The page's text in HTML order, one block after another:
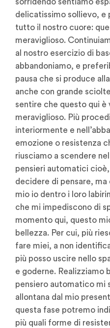
sorridendo sentiamo
delicatissimo sollievo, e
tutto il nostro cuore:
meraviglioso.
al nostro esercizio di
abbandoniamo, e
pausa che si produce
anche con grande
sentire che questo qui
meraviglioso. Più
interiormente e
emozione o resistenza
riusciamo a scendere
pensieri automatici
decidere di pensare, ma
mio io dentro i loro
che mi impediscono di
momento qui, questo
bellezza. Per cui, più
fare miei, a non
più posso uscire nello
e goderne. Realizziamo
pensiero automatico mi
allontana dal mio
questa fase potremo
più quali forme di